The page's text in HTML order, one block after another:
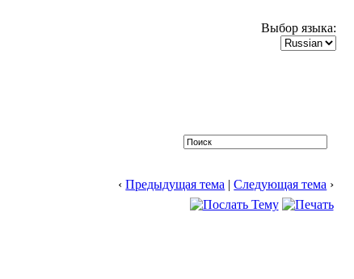
Выбор языка:
‹Предыдущая тема |Следующая тема ›